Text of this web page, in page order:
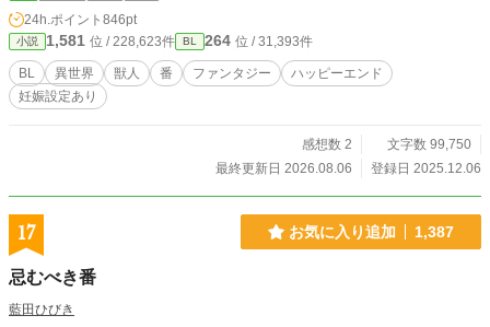
24h.ポイント 846pt
小説 1,581 位 / 228,623件 BL 264 位 / 31,393件
BL 異世界 獣人 番 ファンタジー
ハッピーエンド
妊娠設定あり
感想数 2
文字数 99,750
最終更新日 2026.08.06
登録日 2025.12.06
17 お気に入り追加 1,387
忌むべき番
藍田ひびき